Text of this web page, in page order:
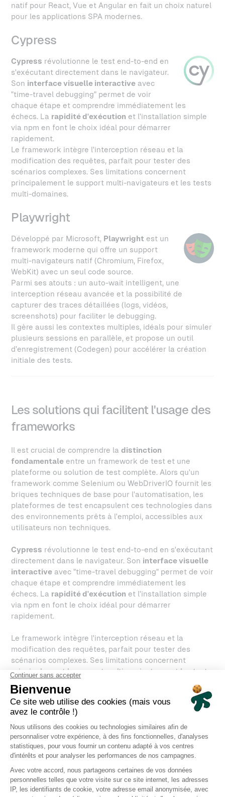
natif pour React, Vue et Angular en fait un choix naturel
pour les applications SPA modernes.
Cypress
Cypress révolutionne le test end-to-end en
s'exécutant directement dans le navigateur.
Son interface visuelle interactive avec
"time-travel debugging" permet de voir
chaque étape et comprendre immédiatement les
échecs. La rapidité d'exécution et l'installation simple
via npm en font le choix idéal pour démarrer
rapidement.
Le framework intègre l'interception réseau et la
modification des requêtes, parfait pour tester des
scénarios complexes. Ses limitations concernent
principalement le support multi-navigateurs et les tests
multi-domaines.
Playwright
Développé par Microsoft, Playwright est un
framework moderne qui offre un support
multi-navigateurs natif (Chromium, Firefox,
WebKit) avec un seul code source.
Parmi ses atouts : un auto-wait intelligent, une
interception réseau avancée et la possibilité de
capturer des traces détaillées (logs, vidéos,
screenshots) pour faciliter le debugging.
Il gère aussi les contextes multiples, idéals pour simuler
plusieurs sessions en parallèle, et propose un outil
d’enregistrement (Codegen) pour accélérer la création
initiale des tests.
Les solutions qui facilitent l'usage des
frameworks
Il est crucial de comprendre ladistinction
fondamentale entre un framework de test et une
plateforme ou solution de test complète. Alors qu'un
framework comme Selenium ou WebDriverIO fournit les
briques techniques de base pour l'automatisation, les
plateformes de test encapsulent ces technologies dans
des environnements prêts à l'emploi, accessibles aux
utilisateurs non techniques.
Cypress révolutionne le test end-to-end en s'exécutant
directement dans le navigateur. Son interface visuelle
interactive avec "time-travel debugging" permet de voir
chaque étape et comprendre immédiatement les
échecs. La rapidité d'exécution et l'installation simple
via npm en font le choix idéal pour démarrer
rapidement.
Le framework intègre l'interception réseau et la
modification des requêtes, parfait pour tester des
scénarios complexes. Ses limitations concernent
principalement le support multi-navigateurs et les tests
Lesplateformes de test modernesrépondent à un
besoin critique : démocratiser l'accès aux tests
automatisés. Ces solutions éliminent les barrières
techniques traditionnelles comme l'installation
complexe, la configuration des environnements, ou la
nécessité de compétences en programmation. Elles
transforment des frameworks puissants mais
complexes en outils accessibles via des interfaces
visuelles intuitives.